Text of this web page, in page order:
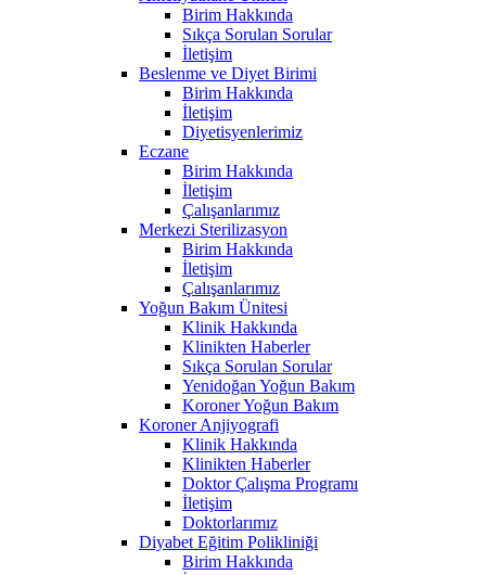
Birim Hakkında
Sıkça Sorulan Sorular
İletişim
Beslenme ve Diyet Birimi
Birim Hakkında
İletişim
Diyetisyenlerimiz
Eczane
Birim Hakkında
İletişim
Çalışanlarımız
Merkezi Sterilizasyon
Birim Hakkında
İletişim
Çalışanlarımız
Yoğun Bakım Ünitesi
Klinik Hakkında
Klinikten Haberler
Sıkça Sorulan Sorular
Yenidoğan Yoğun Bakım
Koroner Yoğun Bakım
Koroner Anjiyografi
Klinik Hakkında
Klinikten Haberler
Doktor Çalışma Programı
İletişim
Doktorlarımız
Diyabet Eğitim Polikliniği
Birim Hakkında